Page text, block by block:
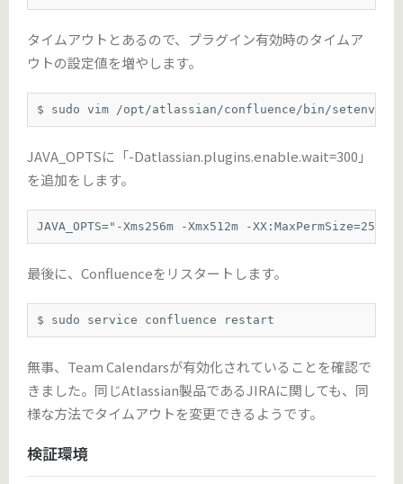
タイムアウトとあるので、プラグイン有効時のタイムア
ウトの設定値を増やします。
$ sudo vim /opt/atlassian/confluence/bin/setenv.sh
JAVA_OPTSに「-Datlassian.plugins.enable.wait=300」
を追加をします。
JAVA_OPTS="-Xms256m -Xmx512m -
最後に、Confluenceをリスタートします。
$ sudo service confluence restart
無事、Team Calendarsが有効化されていることを確認で
きました。同じAtlassian製品であるJIRAに関しても、同
様な方法でタイムアウトを変更できるようです。
検証環境